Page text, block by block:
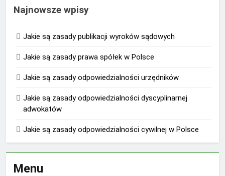
Najnowsze wpisy
Jakie są zasady publikacji wyroków sądowych
Jakie są zasady prawa spółek w Polsce
Jakie są zasady odpowiedzialności urzędników
Jakie są zasady odpowiedzialności dyscyplinarnej
adwokatów
Jakie są zasady odpowiedzialności cywilnej w Polsce
Menu